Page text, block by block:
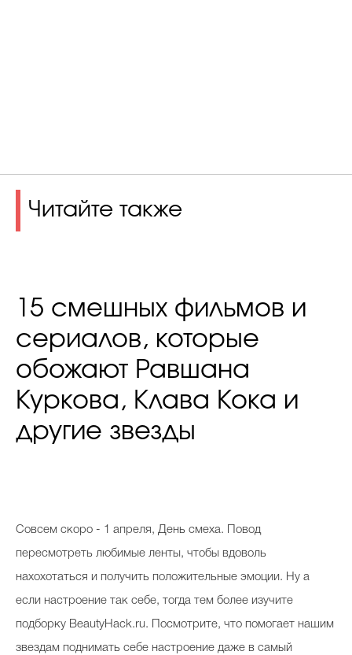
Читайте также
15 смешных фильмов и
сериалов, которые
обожают Равшана
Куркова, Клава Кока и
другие звезды
Совсем скоро - 1 апреля, День смеха. Повод
пересмотреть любимые ленты, чтобы вдоволь
нахохотаться и получить положительные эмоции. Ну а
если настроение так себе, тогда тем более изучите
подборку BeautyHack.ru. Посмотрите, что помогает нашим
звездам поднимать себе настроение даже в самый